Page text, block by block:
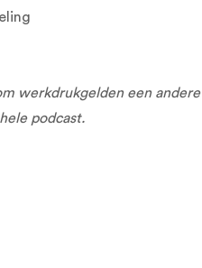
werkdrukgelden een
podcast.